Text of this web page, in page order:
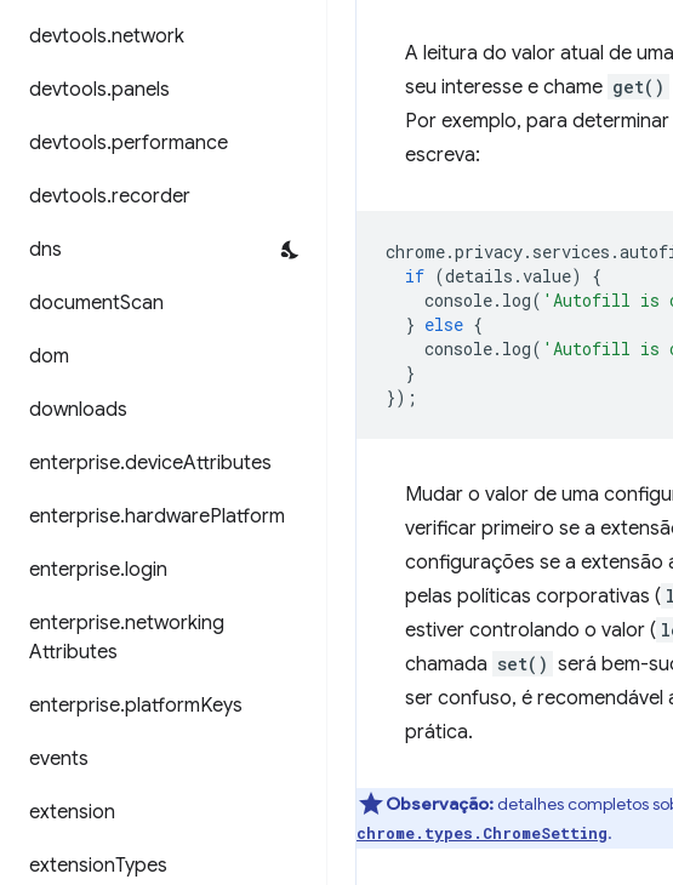
devtools.network
devtools.panels
devtools.performance
devtools.recorder
dns
documentScan
dom
downloads
enterprise.deviceAttributes
enterprise.hardwarePlatform
enterprise.login
enterprise.networking
Attributes
enterprise.platformKeys
events
extension
extensionTypes
A leitura do valor atual de
seu interesse e chame get()
Por exemplo, para
escreva:
chrome.privacy. services .
if (details .value)
{
console. log( 'Autofill is
} else {
console. log( 'Autofill is
}
});
Mudar o valor de uma
verificar primeiro se a
configurações se a extensão
pelas políticas corporativas (
estiver controlando o valor (
chamada set() será bem-
ser confuso, é recomendável
prática.
Observação:detalhes completos
chrome.types.ChromeSetting.